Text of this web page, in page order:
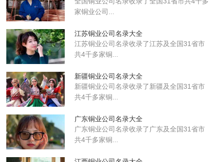
家铜业公司...
江苏铜业公司名录大全
江苏铜业公司名录收录了江苏及全国31省市
共4千多家铜...
新疆铜业公司名录大全
新疆铜业公司名录收录了新疆及全国31省市
共4千多家铜...
广东铜业公司名录大全
广东铜业公司名录收录了广东及全国31省市
共4千多家铜...